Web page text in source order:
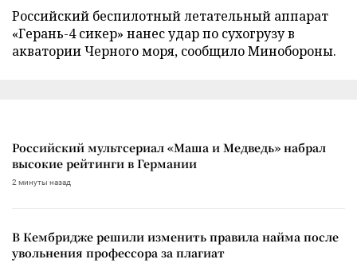
Российский беспилотный летательный аппарат
«Герань-4 сикер» нанес удар по сухогрузу в
акватории Черного моря, сообщило Минобороны.
Российский мультсериал «Маша и Медведь» набрал
высокие рейтинги в Германии
2 минуты назад
В Кембридже решили изменить правила найма после
увольнения профессора за плагиат